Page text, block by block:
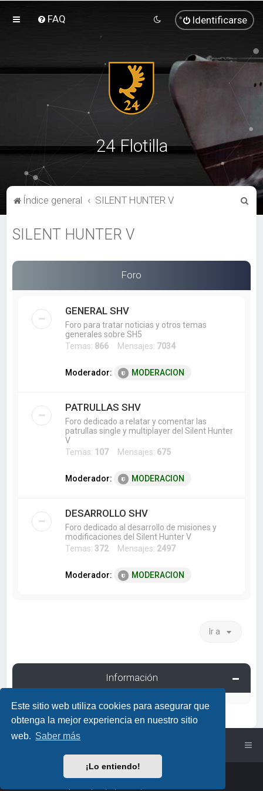
Este sitio web utiliza cookies para asegurar que
obtenga la mejor experiencia en nuestro sitio
web. Saber más
¡Lo entiendo!
FAQ Identificarse
24 Flotilla
Índice general SILENT HUNTER V
a
SILENT HUNTER V
Foro
GENERAL SHV
Foro para tratar noticias y otros temas
generales sobre SH5
Temas: 866 Mensajes: 7034
Moderador: MODERACION
PATRULLAS SHV
Foro dedicado a relatar y comentar las
patrullas single y multiplayer del Silent Hunter
V
Temas: 107Mensajes: 675
Moderador: MODERACION
DESARROLLO SHV
Foro dedicado al desarrollo de misiones y
modificaciones del Silent Hunter V
Temas: 372Mensajes: 2497
Moderador: MODERACION
Ir a
Información
phpBB
PlanetStyles